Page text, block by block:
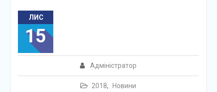
ЛИС
15
Адміністратор
2018, Новини